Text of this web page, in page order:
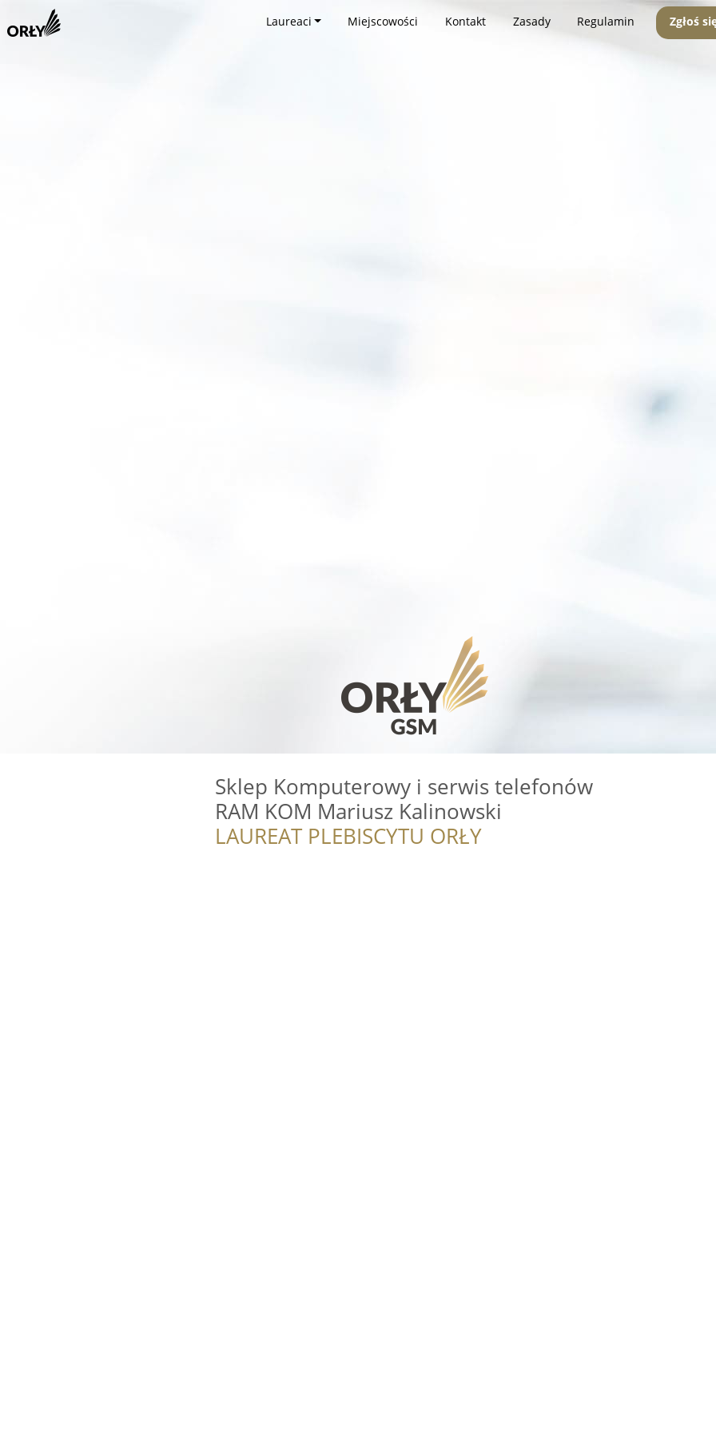
Laureaci Miejscowości Kontakt Zasady Regulamin Zgłoś
Sklep Komputerowy i serwis telefonów
RAM KOM Mariusz Kalinowski
LAUREAT PLEBISCYTU ORŁY